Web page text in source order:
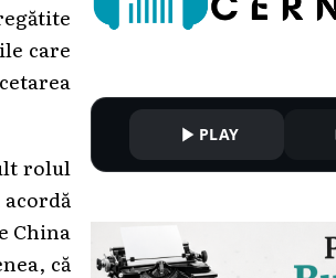
care
rolul
China
că
PLAY